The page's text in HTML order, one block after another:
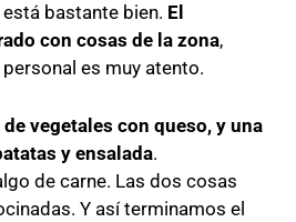
bastante bien. El
con cosas de la zona,
es muy atento.
vegetales con queso, y una
y ensalada.
de carne. Las dos cosas
Y así terminamos el